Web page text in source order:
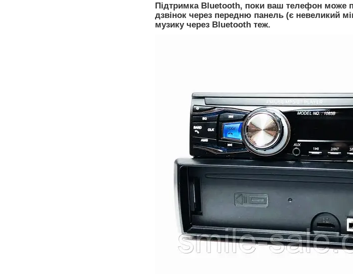
Підтримка Bluetooth, поки ваш телефон може
дзвінок через передню панель (є невеликий
музику через Bluetooth теж.